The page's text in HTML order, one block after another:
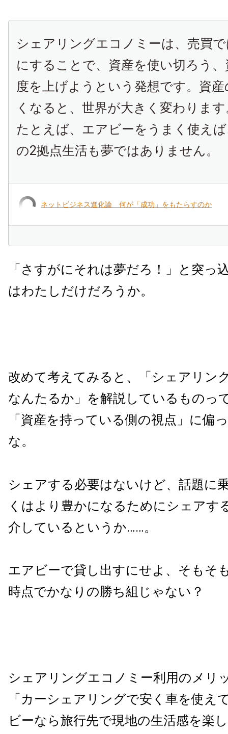
シェアリングエコノミーは、売買
にすることで、資産を使い切ろう
度を上げようという発想です。資
くなると、世界が大きく変わりま
たとえば、エアビーをうまく使え
の2拠点生活も夢ではありません。
ネットビジネス進化論 何が「成功」をもたらすのか
「さすがにそれは夢だろ！」と突っ
はわたしだけだろうか。
改めて考えてみると、「シェアリン
なんたるか」を解説しているものっ
「資産を持っている側の視点」に偏
な。
シェアする必要はないけど、話題に
くはより豊かになるためにシェアす
介しているというか……。
エアビーで貸し出すにせよ、そもそ
時点でかなりの勝ち組じゃない？
シェアリングエコノミー利用のメリ
「カーシェアリングで安く車を使え
ビーなら旅行先で現地の生活感を楽